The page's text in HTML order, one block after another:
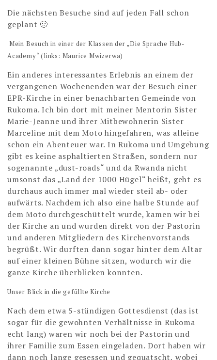
Die nächsten Besuche sind auf jeden Fall schon
geplant 🙂
Mein Besuch in einer der Klassen der „Die Sprache Hub-
Academy“ (links: Maurice Mwizerwa)
Ein anderes interessantes Erlebnis an einem der
vergangenen Wochenenden war der Besuch einer
EPR-Kirche in einer benachbarten Gemeinde von
Rukoma. Ich bin dort mit meiner Mentorin Sister
Marie-Jeanne und ihrer Mitbewohnerin Sister
Marceline mit dem Moto hingefahren, was alleine
schon ein Abenteuer war. In Rukoma und Umgebung
gibt es keine asphaltierten Straßen, sondern nur
sogenannte „dust-roads“ und da Rwanda nicht
umsonst das „Land der 1000 Hügel“ heißt, geht es
durchaus auch immer mal wieder steil ab- oder
aufwärts. Nachdem ich also eine halbe Stunde auf
dem Moto durchgeschüttelt wurde, kamen wir bei
der Kirche an und wurden direkt von der Pastorin
und anderen Mitgliedern des Kirchenvorstands
begrüßt. Wir durften dann sogar hinter dem Altar
auf einer kleinen Bühne sitzen, wodurch wir die
ganze Kirche überblicken konnten.
Unser Blick in die gefüllte Kirche
Nach dem etwa 5-stündigen Gottesdienst (das ist
sogar für die gewohnten Verhältnisse in Rukoma
echt lang) waren wir noch bei der Pastorin und
ihrer Familie zum Essen eingeladen. Dort haben wir
dann noch lange gesessen und gequatscht, wobei